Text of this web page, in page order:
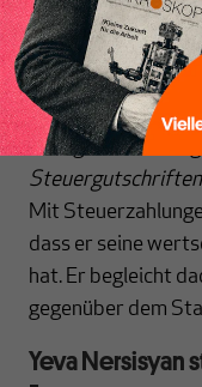
berufstätigen
beim Staat zu
steuerpflichtigen
geringeren oder
erfolgten
Steuergutschriften
Mit
dass er seine
hat. Er begleicht
gegenüber dem
Yeva